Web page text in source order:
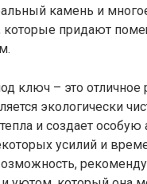
камень и
которые придают
ключ – это
экологически
и создает
усилий и